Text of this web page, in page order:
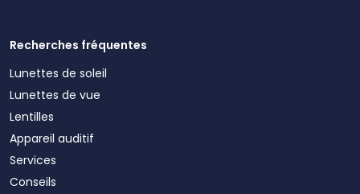
Recherches fréquentes
Lunettes de soleil
Lunettes de vue
Lentilles
Appareil auditif
Services
Conseils